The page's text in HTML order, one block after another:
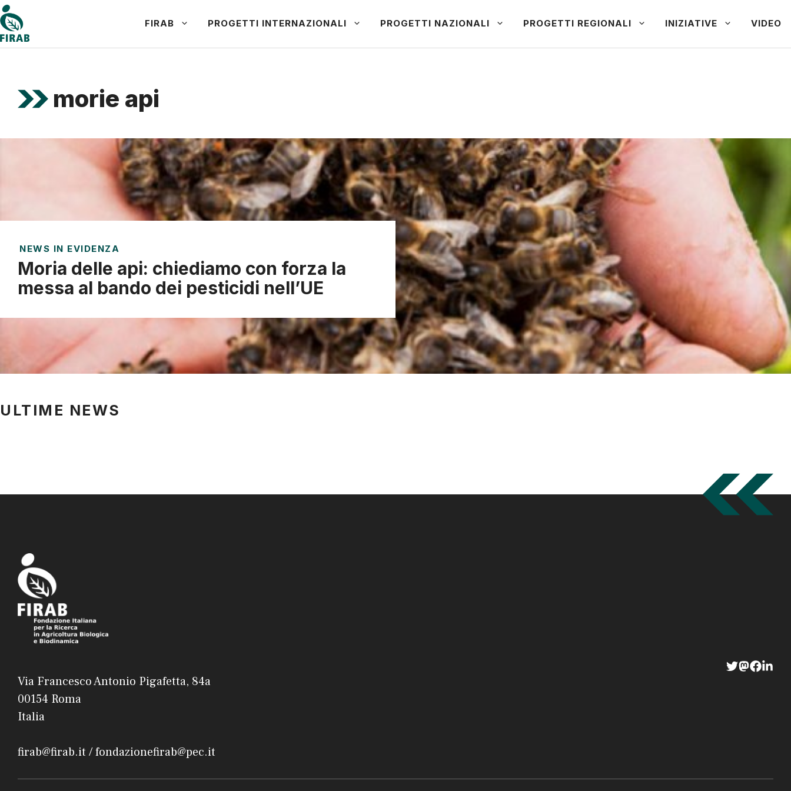
Vai
al
contenuto
FIRAB PROGETTI INTERNAZIONALI PROGETTI NAZIONALI PROGETTI REGIONALI INIZIATIVE VIDEO
morie api
NEWS IN EVIDENZA
Moria delle api: chiediamo con forza la
messa al bando dei pesticidi nell’UE
ULTIME NEWS
Via Francesco Antonio Pigafetta, 84a
00154 Roma
Italia
firab@firab.it / fondazionefirab@pec.it